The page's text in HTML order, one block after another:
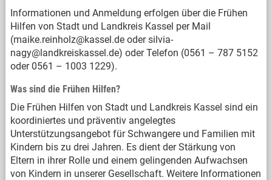
Informationen und Anmeldung erfolgen über die Frühen
Hilfen von Stadt und Landkreis Kassel per Mail
(maike.reinholz@kassel.de oder silvia-
nagy@landkreiskassel.de) oder Telefon (0561 – 787 5152
oder 0561 – 1003 1229).
Was sind die Frühen Hilfen?
Die Frühen Hilfen von Stadt und Landkreis Kassel sind ein
koordiniertes und präventiv angelegtes
Unterstützungsangebot für Schwangere und Familien mit
Kindern bis zu drei Jahren. Es dient der Stärkung von
Eltern in ihrer Rolle und einem gelingenden Aufwachsen
von Kindern in unserer Gesellschaft. Weitere Informationen